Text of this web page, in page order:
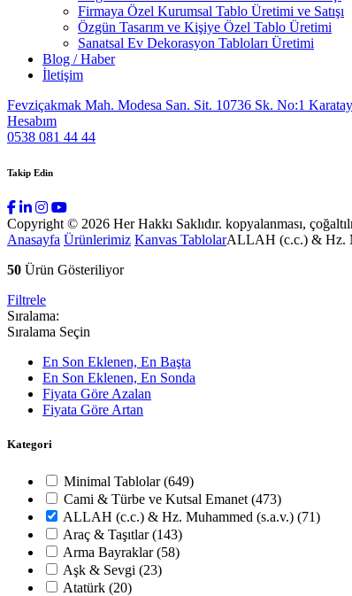
Firmaya Özel Kurumsal Tablo Üretimi ve Satışı
Özgün Tasarım ve Kişiye Özel Tablo Üretimi
Sanatsal Ev Dekorasyon Tabloları Üretimi
Blog / Haber
İletişim
Fevziçakmak Mah. Modesa San. Sit. 10736 Sk. No:1
Hesabım
0538 081 44 44
Takip Edin
Copyright © 2026 Her Hakkı Saklıdır. kopyalanması,
Anasayfa Ürünlerimiz Kanvas TablolarALLAH (c.c.) & Hz.
50 Ürün Gösteriliyor
Filtrele
Sıralama:
Sıralama Seçin
En Son Eklenen, En Başta
En Son Eklenen, En Sonda
Fiyata Göre Azalan
Fiyata Göre Artan
Kategori
Minimal Tablolar (649)
Cami & Türbe ve Kutsal Emanet (473)
ALLAH (c.c.) & Hz. Muhammed (s.a.v.) (71)
Araç & Taşıtlar (143)
Arma Bayraklar (58)
Aşk & Sevgi (23)
Atatürk (20)